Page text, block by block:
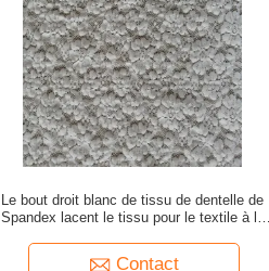
Le bout droit blanc de tissu de dentelle de
Spandex lacent le tissu pour le textile à la
Contact